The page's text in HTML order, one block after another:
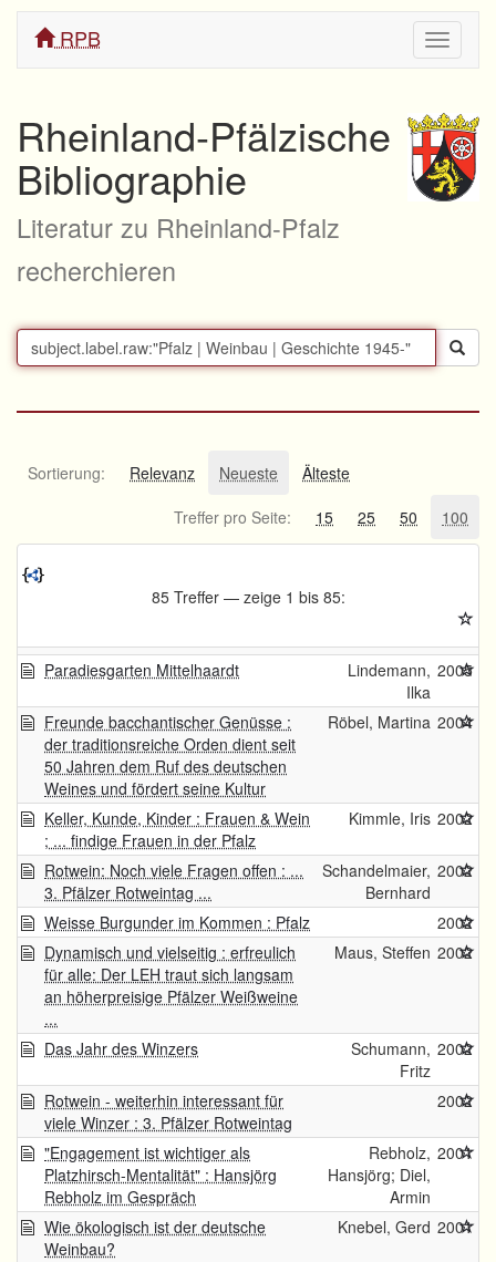
ein/
RPB
Rheinland-Pfälzische
Bibliographie
Literatur zu Rheinland-Pfalz
recherchieren
Sortierung: Relevanz Neueste
Älteste
Treffer pro Seite:
15 25 50 100
85 Treffer — zeige 1 bis 85:
Paradiesgarten Mittelhaardt
Lindemann,
Ilka
2005
Freunde bacchantischer Genüsse :
der traditionsreiche Orden dient seit
50 Jahren dem Ruf des deutschen
Weines und fördert seine Kultur
Röbel, Martina 2004
Keller, Kunde, Kinder : Frauen & Wein
; ... findige Frauen in der Pfalz
Kimmle, Iris 2002
Rotwein: Noch viele Fragen offen : ...
3. Pfälzer Rotweintag ...
Schandelmaier,
Bernhard
2002
Weisse Burgunder im Kommen : Pfalz
2002
Dynamisch und vielseitig : erfreulich
für alle: Der LEH traut sich langsam
an höherpreisige Pfälzer Weißweine
...
Maus, Steffen 2002
Das Jahr des Winzers
Schumann,
Fritz
2002
Rotwein - weiterhin interessant für
viele Winzer : 3. Pfälzer Rotweintag
2002
"Engagement ist wichtiger als
Platzhirsch-Mentalität" : Hansjörg
Rebholz im Gespräch
Rebholz,
Hansjörg; Diel,
Armin
2001
Wie ökologisch ist der deutsche
Weinbau?
Knebel, Gerd 2001